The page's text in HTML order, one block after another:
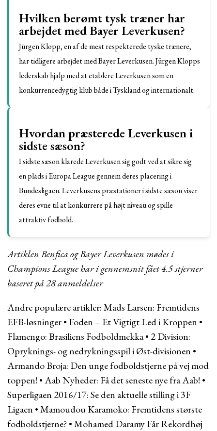
Hvilken berømt tysk træner har
arbejdet med Bayer Leverkusen?
Jürgen Klopp, en af de mest respekterede tyske trænere,
har tidligere arbejdet med Bayer Leverkusen. Jürgen Klopps
lederskab hjalp med at etablere Leverkusen som en
konkurrencedygtig klub både i Tyskland og internationalt.
Hvordan præsterede Leverkusen i
sidste sæson?
I sidste sæson klarede Leverkusen sig godt ved at sikre sig
en plads i Europa League gennem deres placering i
Bundesligaen. Leverkusens præstationer i sidste sæson viser
deres evne til at konkurrere på højt niveau og spille
attraktiv fodbold.
Artiklen Benfica og Bayer Leverkusen mødes i
Champions League har i gennemsnit fået4.5stjerner
baseret på28anmeldelser
Andre populære artikler:Mads Larsen: Fremtidens
EFB-løsninger• Foden – Et Vigtigt Led i Kroppen •
Flamengo: Brasiliens Fodboldmekka• 2 Division:
Opryknings- og nedrykningsspil i Øst-divisionen •
Armando Broja: Den unge fodboldstjerne på vej mod
toppen! •Aab Nyheder: Få det seneste nye fra Aab! •
Superligaen 2016/17: Se den aktuelle stilling i 3F
Ligaen •Mamoudou Karamoko: Fremtidens største
fodboldstjerne? •Mohamed Daramy Får Rekordhøj